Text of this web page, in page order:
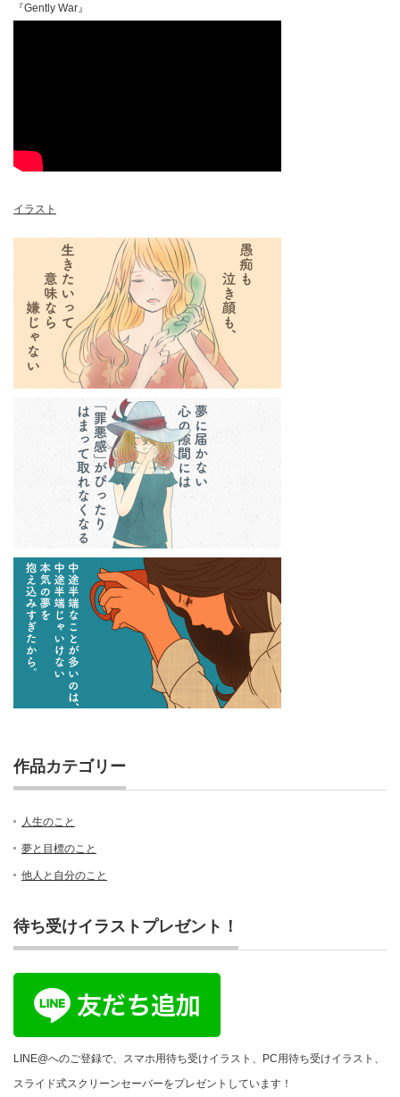
『Gently War』
イラスト
作品カテゴリー
人生のこと
夢と目標のこと
他人と自分のこと
待ち受けイラストプレゼント！
LINE@へのご登録で、スマホ用待ち受けイラスト、PC用待ち受けイラスト、
スライド式スクリーンセーバーをプレゼントしています！